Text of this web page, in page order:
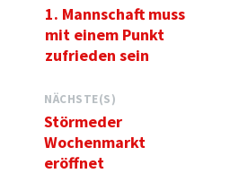
1. Mannschaft muss
mit einem Punkt
zufrieden sein
NÄCHSTE(S)
Störmeder
Wochenmarkt
eröffnet